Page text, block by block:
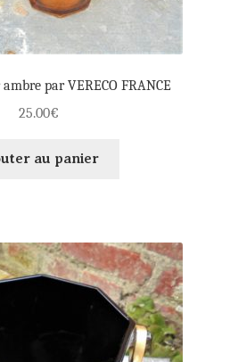
par VERECO FRANCE
25.00€
au panier